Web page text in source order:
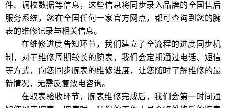
件、调校数据等信息，这些信息将同步录入品牌的全国售后
服务系统，您在全国任何一家官方网点，都可查询到您的腕
表的维修记录与相关信息。
在维修进度告知环节，我们建立了全流程的进度同步机
制，对于维修周期较长的腕表，我们会定期通过电话、短信
等方式，向您同步腕表的维修进度，让您随时了解维修的最
新情况，无需反复致电咨询。
在取表验收环节，腕表维修完成后，我们会第一时间通